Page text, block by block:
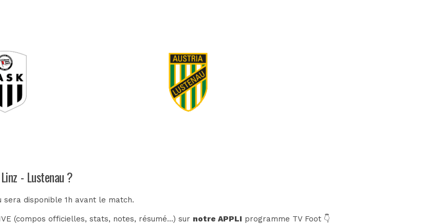
- Lustenau ?
disponible 1h avant le match.
(compos officielles, stats, notes, résumé...) sur notre APPLI programme TV Foot 👇